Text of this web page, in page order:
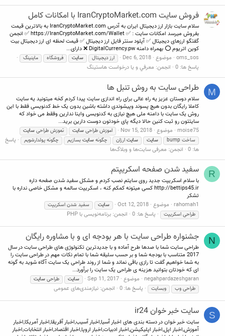
فروش سایت IranCryptoMarket.com با امکانات کامل
سلام سایت بازار ارز دیجیتال ایران به آدرس IranCryptoMarket.com به بالاترین قیمت
بفروش میرسد امکانات سایت : ✅ https://IranCryptoMarket.com/Wallet ✅ انجمن
گفتگو ارزهای دیجیتال ✅ آپلود سنتر فایل ارز دیجیتال ✅ قیمت لحظه ای ارز دیجیتال بیت
کوین اتریوم ⭕️ بهمراه دامنه DigitalCurrency.pw ❌ دارای...
oms_sos موضوع Dec 6, 2018 ارز دیجیتال سایت فروشگاه ماینینگ
پاسخ ها: 0 انجمن: معرفي و يا درخواست هاستينگ
M طراحی سایت به روش تنبل ها
سلام دوستان عزیز یه راه عالی برای راه اندازی سایت پیدا کردم کخه میتونید یه سایت
کاملا رایگان بدون هیچ پسوند وپیشوندی داشته باشین بدون یک خط کدنویسی فقط با این
روش یک سایت با دامنه ملی هیچ نیازی به کدنویسی واینا ندارین وفقط می خواد که
سایتتون رو ثبت کنین حالا دیگه پای خودتون دوست دارین برید...
moise75 موضوع Nov 15, 2018 اموزش طراحی سایت تموزش طراحی سایت
ساخت bump
سایت سایت ارزان چگونه سایت بسازیم چگونه پولدارشویم
پاسخ
ها: 0
انجمن: معرفی سایت‌ها و وبلاگ‌ها
R سفید شدن صفحه اسکریپتم
با سلام اسکریپت جدید روی سایتم نصب کردم و مشکل سفید شدن صفحه داره
http://bettips45.ir کسی میتونه کمکم کنه ، اسکریپت سالمه و مشکل خاصی نداره با
تشکر
rahomah1 موضوع Oct 12, 2018 سایت
سفید شدن اسکریپت
طراحی اسکریپت
پاسخ ها: 0 انجمن: برنامه‌نویسی با PHP
N جشنواره طراحی سایت با هر بودجه ای و با مشاوره رایگان
طراحی سایت شما با صدها طرح آماده و با جدیدترین تکنولوژی های طراحی سایت در سال
2017 متناسب با بودجه شما و بر حسب سلیقه شما با تمام نکات مهم در طراحی سایت را
به شما خواهیم گفت تا رازی باقی نماند و شما از روند طراحی یک سایت آگاه شوید به گونه
ای که خودتان بتوانید هزینه ی طراحی یک سایت را برآورد...
negahpardazeshgaran موضوع Sep 11, 2017 سایت طراحی سایت
طراحی وب
وبسایت پاسخ ها: 0 انجمن: نیازمندی‌های عمومی
S سایت خبر خوان ir24
سایت خبر خوان در دسته بندی های اخبار آسیا,اخبار آسیب,اخبار آفریقا,اخبار آمریکا,اخبار
آموزش,اخبار اپل,اخبار اپلیکیشن,اخبار ادبیات,اخبار اروپا,اخبار اقتصاد,اخبار انتخابات,اخبار